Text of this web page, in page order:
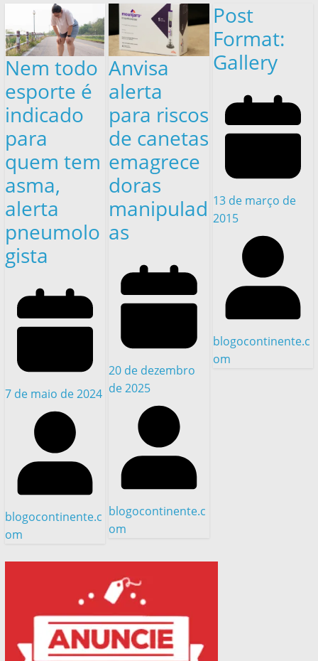
Nem todo
esporte é
indicado
para
quem tem
asma,
alerta
pneumolo
gista
7 de maio de 2024
blogocontinente.c
om
Anvisa
alerta
para riscos
de canetas
emagrece
doras
manipulad
as
20 de dezembro
de 2025
blogocontinente.c
om
Post
Format:
Gallery
13 de março de
2015
blogocontinente.c
om